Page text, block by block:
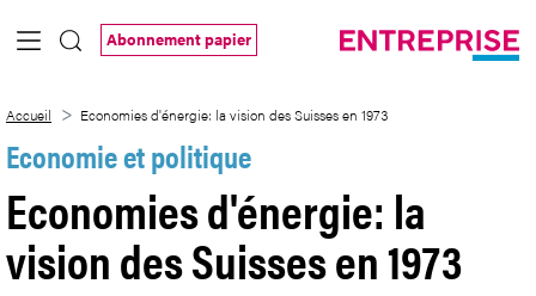
Saut au contenu principal
Abonnement papier
Accueil Economies d'énergie: la vision des Suisses en 1973
Economie et politique
Economies d'énergie: la
vision des Suisses en 1973